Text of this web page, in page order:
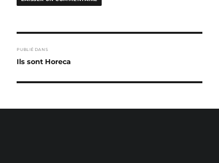
DE
PUBLIÉ DANS
Ils sont Horeca